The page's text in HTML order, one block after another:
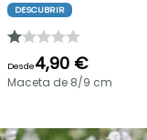
DESCUBRIR
Desde4,90 €
Maceta de 8/9 cm